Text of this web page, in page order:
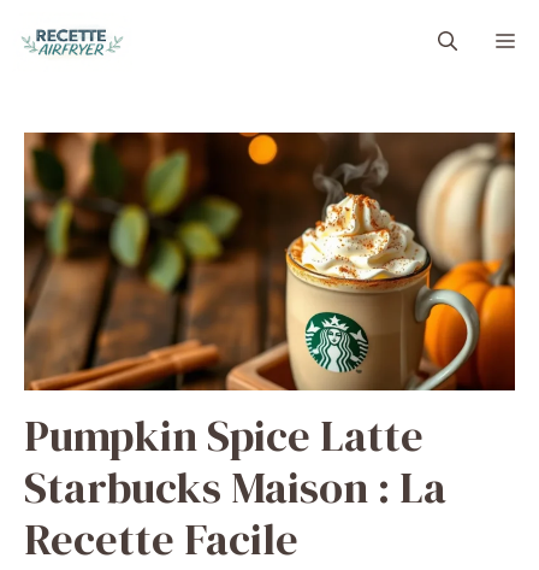
Pumpkin Spice Latte
Starbucks Maison : La
Recette Facile